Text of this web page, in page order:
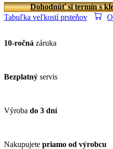
Dohodnúť si termín s
Tabuľka veľkostí prsteňov
10-ročná záruka
Bezplatný servis
Výroba do 3 dní
Nakupujete priamo od výrobcu